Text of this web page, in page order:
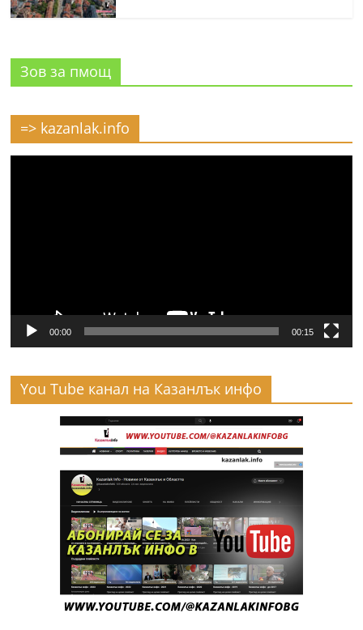
Зов за пмощ
=> kazanlak.info
00:00 00:15
You Tube канал на Казанлък инфо